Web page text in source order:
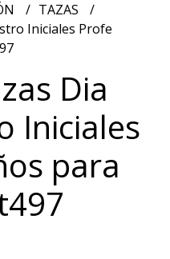
TAZAS
Iniciales Profe
Dia
Iniciales
para